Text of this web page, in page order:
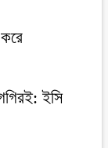
ইসি